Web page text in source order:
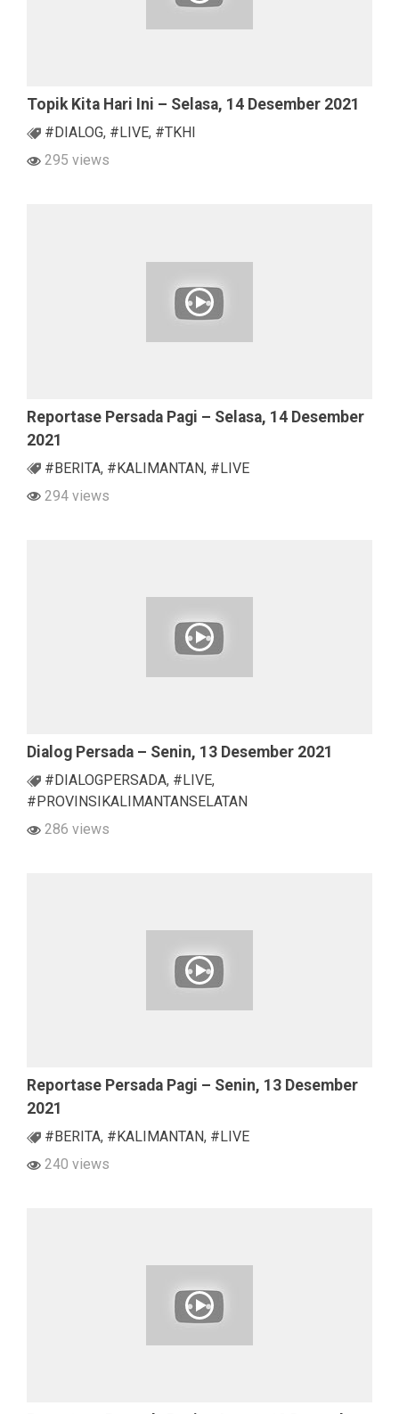
Topik Kita Hari Ini – Selasa, 14 Desember 2021
#DIALOG, #LIVE, #TKHI
295 views
Reportase Persada Pagi – Selasa, 14 Desember
2021
#BERITA, #KALIMANTAN, #LIVE
294 views
Dialog Persada – Senin, 13 Desember 2021
#DIALOGPERSADA, #LIVE,
#PROVINSIKALIMANTANSELATAN
286 views
Reportase Persada Pagi – Senin, 13 Desember
2021
#BERITA, #KALIMANTAN, #LIVE
240 views